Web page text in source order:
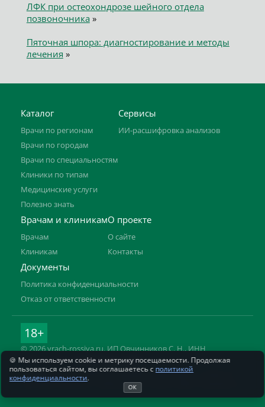
ЛФК при остеохондрозе шейного отдела
позвоночника»
Пяточная шпора: диагностирование и методы
лечения »
Каталог
Врачи по регионам
Врачи по городам
Врачи по специальностям
Клиники по типам
Медицинские услуги
Полезно знать
Сервисы
ИИ-расшифровка анализов
Врачам и клиникам
Врачам
Клиникам
О проекте
О сайте
Контакты
Документы
Политика конфиденциальности
Отказ от ответственности
18+
© 2026 vrach-rossiya.ru. ИП Овчинников С. Н., ИНН
592104728977. Подробнее о сайте
Информация на сайте не заменяет приём врача. Имеются
противопоказания, необходима консультация специалиста.
🍪 Мы используем cookie и метрику посещаемости. Продолжая
пользоваться сайтом, вы соглашаетесь с политикой
конфиденциальности.
ОК